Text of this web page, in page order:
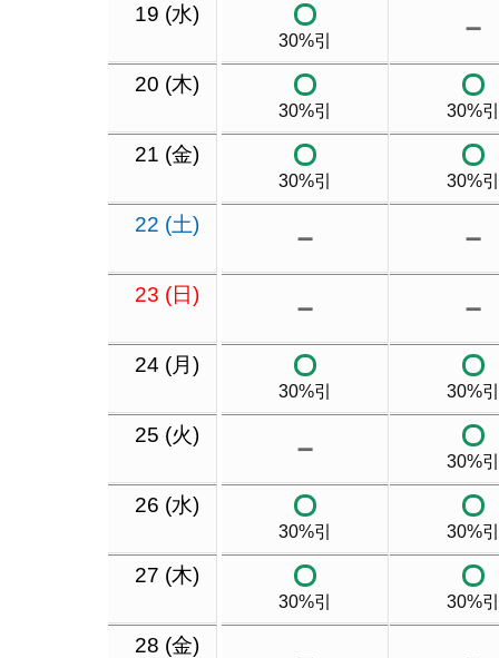
19 (水)
20 (木)
21 (金)
22 (土)
23 (日)
24 (月)
25 (火)
26 (水)
27 (木)
28 (金)
30%引 －
30%引 30%引
30%引 30%引
－ －
－ －
30%引 30%引
－ 30%引
30%引 30%引
30%引 30%引